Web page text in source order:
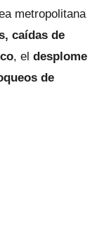
metropolitana
caídas de
, el desplome
de